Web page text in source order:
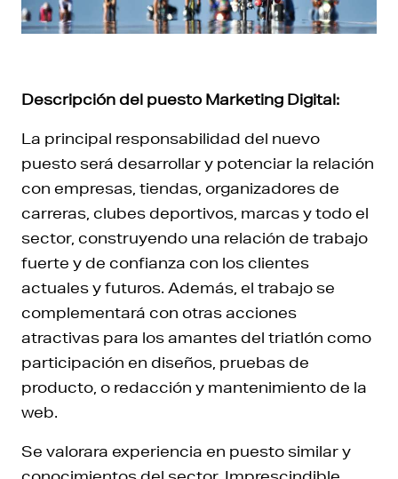
Descripción del puesto Marketing Digital:
La principal responsabilidad del nuevo
puesto será desarrollar y potenciar la relación
con empresas, tiendas, organizadores de
carreras, clubes deportivos, marcas y todo el
sector, construyendo una relación de trabajo
fuerte y de confianza con los clientes
actuales y futuros. Además, el trabajo se
complementará con otras acciones
atractivas para los amantes del triatlón como
participación en diseños, pruebas de
producto, o redacción y mantenimiento de la
web.
Se valorara experiencia en puesto similar y